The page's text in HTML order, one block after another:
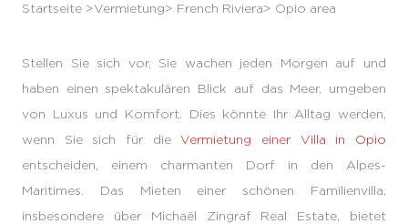
Startseite >Vermietung> French Riviera> Opio area
Stellen Sie sich vor, Sie wachen jeden Morgen auf und
haben einen spektakulären Blick auf das Meer, umgeben
von Luxus und Komfort. Dies könnte Ihr Alltag werden,
wenn Sie sich für dieVermietung einer Villa in Opio
entscheiden, einem charmanten Dorf in den Alpes-
Maritimes. Das Mieten einer schönen Familienvilla,
insbesondere über Michaël Zingraf Real Estate, bietet